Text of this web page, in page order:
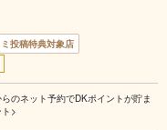
投稿特典対象店
らのネット予約でDKポイントが貯ま
>